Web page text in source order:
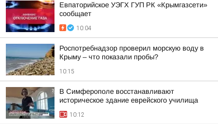
Евпаторийское УЭГХ ГУП РК «Крымгазсети»
сообщает
10:04
Роспотребнадзор проверил морскую воду в
Крыму – что показали пробы?
10:15
В Симферополе восстанавливают
историческое здание еврейского училища
10:12